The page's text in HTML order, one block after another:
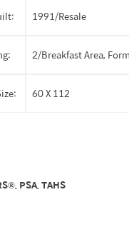
1991/Resale
2/Breakfast Area,
60 X 112
,PSA, TAHS